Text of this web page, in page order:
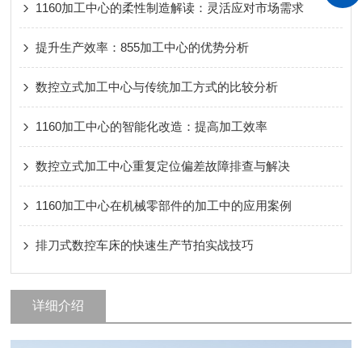
1160加工中心的柔性制造解读：灵活应对市场需求
提升生产效率：855加工中心的优势分析
数控立式加工中心与传统加工方式的比较分析
1160加工中心的智能化改造：提高加工效率
数控立式加工中心重复定位偏差故障排查与解决
1160加工中心在机械零部件的加工中的应用案例
排刀式数控车床的快速生产节拍实战技巧
详细介绍